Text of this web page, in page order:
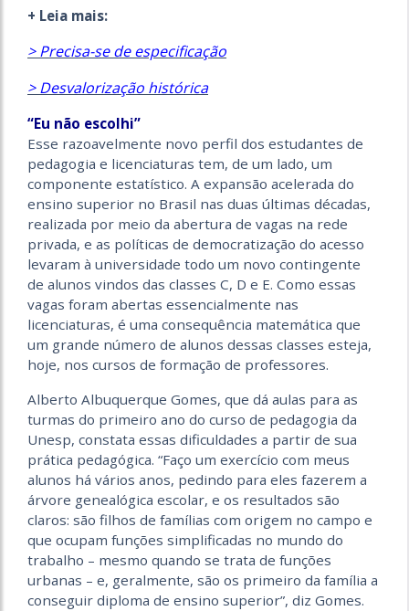
+ Leia mais:
> Precisa-se de especificação
> Desvalorização histórica
“Eu não escolhi”
Esse razoavelmente novo perfil dos estudantes de
pedagogia e licenciaturas tem, de um lado, um
componente estatístico. A expansão acelerada do
ensino superior no Brasil nas duas últimas décadas,
realizada por meio da abertura de vagas na rede
privada, e as políticas de democratização do acesso
levaram à universidade todo um novo contingente
de alunos vindos das classes C, D e E. Como essas
vagas foram abertas essencialmente nas
licenciaturas, é uma consequência matemática que
um grande número de alunos dessas classes esteja,
hoje, nos cursos de formação de professores.
Alberto Albuquerque Gomes, que dá aulas para as
turmas do primeiro ano do curso de pedagogia da
Unesp, constata essas dificuldades a partir de sua
prática pedagógica. “Faço um exercício com meus
alunos há vários anos, pedindo para eles fazerem a
árvore genealógica escolar, e os resultados são
claros: são filhos de famílias com origem no campo e
que ocupam funções simplificadas no mundo do
trabalho – mesmo quando se trata de funções
urbanas – e, geralmente, são os primeiro da família a
conseguir diploma de ensino superior”, diz Gomes.